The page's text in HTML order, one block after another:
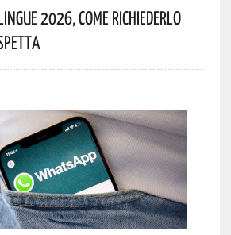
2026, Come Richiederlo